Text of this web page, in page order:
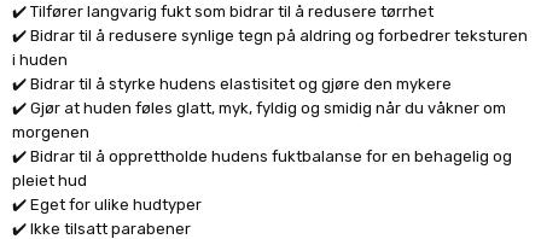
✔️ Tilfører langvarig fukt som bidrar til å redusere tørrhet
✔️ Bidrar til å redusere synlige tegn på aldring og forbedrer teksturen
i huden
✔️ Bidrar til å styrke hudens elastisitet og gjøre den mykere
✔️ Gjør at huden føles glatt, myk, fyldig og smidig når du våkner om
morgenen
✔️ Bidrar til å opprettholde hudens fuktbalanse for en behagelig og
pleiet hud
✔️ Eget for ulike hudtyper
✔️ Ikke tilsatt parabener